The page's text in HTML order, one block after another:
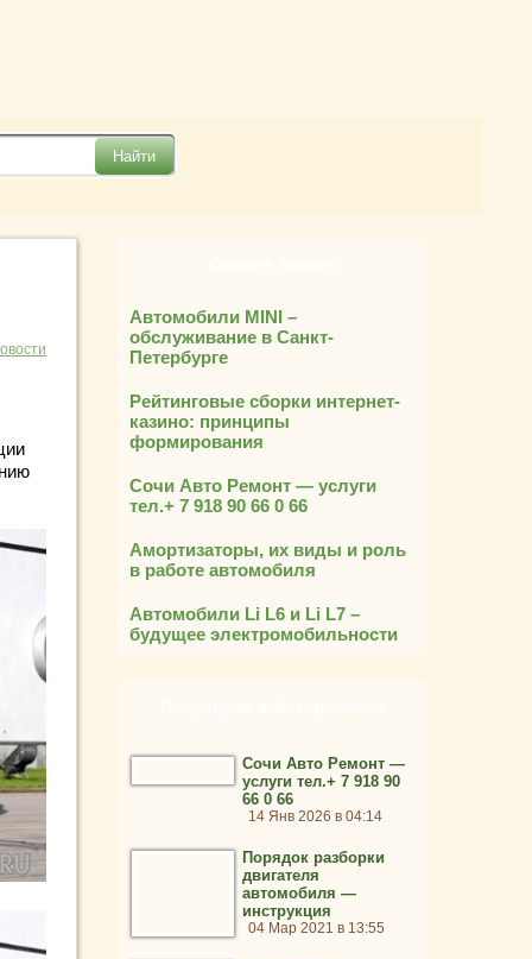
Автомобили MINI –
обслуживание в Санкт-
Петербурге
Рейтинговые сборки интернет-
казино: принципы
формирования
Сочи Авто Ремонт — услуги
тел.+ 7 918 90 66 0 66
Амортизаторы, их виды и роль
в работе автомобиля
Автомобили Li L6 и Li L7 –
будущее электромобильности
Сочи Авто Ремонт —
услуги тел.+ 7 918 90
66 0 66
14 Янв 2026 в 04:14
Порядок разборки
двигателя
автомобиля —
инструкция
04 Мар 2021 в 13:55